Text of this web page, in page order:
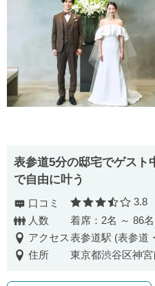
表参道5分の邸宅でゲスト
で自由に叶う
口コミ 口コ
3.8
人数
着席：2名 ～ 86名
アクセス表参道駅 (表参道
住所
東京都渋谷区神宮